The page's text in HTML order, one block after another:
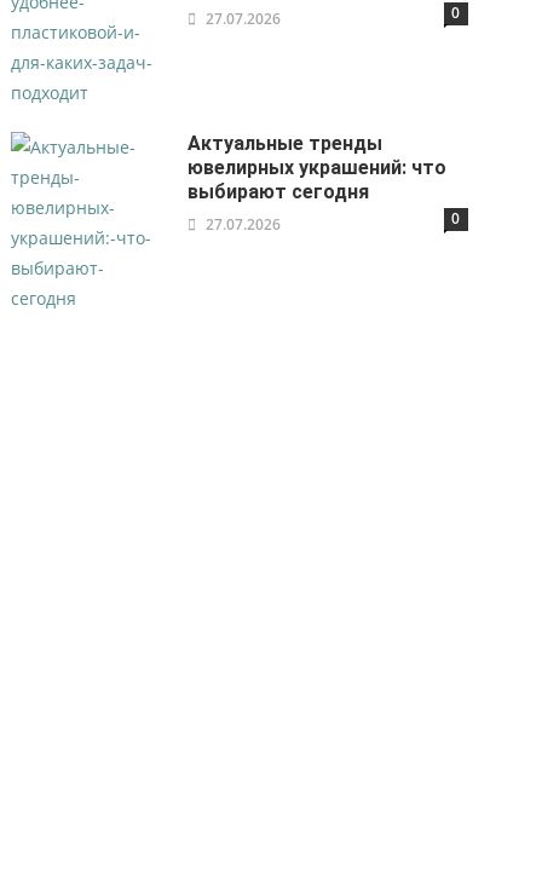
27.07.2026 0
Актуальные тренды
ювелирных украшений: что
выбирают сегодня
27.07.2026 0